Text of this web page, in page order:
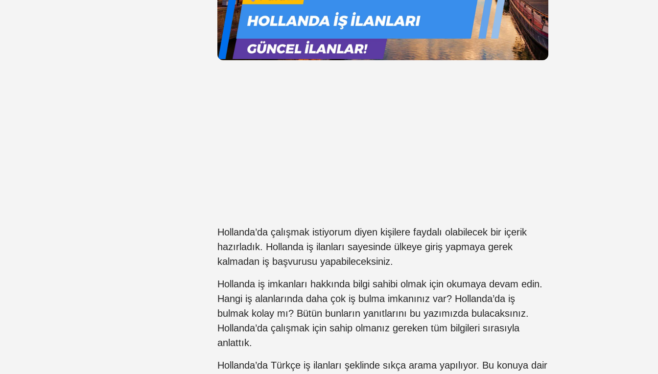
Hollanda’da çalışmak istiyorum diyen kişilere faydalı olabilecek bir içerik
hazırladık. Hollanda iş ilanları sayesinde ülkeye giriş yapmaya gerek
kalmadan iş başvurusu yapabileceksiniz.
Hollanda iş imkanları hakkında bilgi sahibi olmak için okumaya devam edin.
Hangi iş alanlarında daha çok iş bulma imkanınız var? Hollanda’da iş
bulmak kolay mı? Bütün bunların yanıtlarını bu yazımızda bulacaksınız.
Hollanda’da çalışmak için sahip olmanız gereken tüm bilgileri sırasıyla
anlattık.
Hollanda’da Türkçe iş ilanları şeklinde sıkça arama yapılıyor. Bu konuya dair